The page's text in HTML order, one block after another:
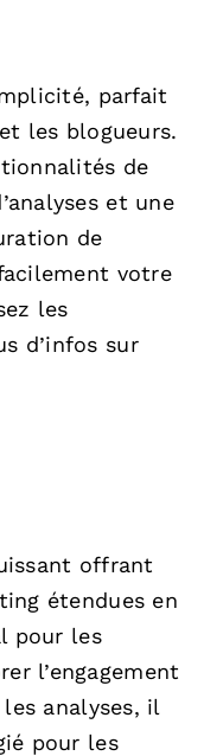
parfait
les blogueurs.
de
et une
de
votre
les
d’infos sur
offrant
étendues en
pour les
l’engagement
analyses, il
pour les